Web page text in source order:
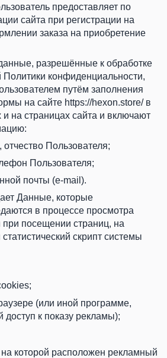
предоставляет по
сайта при регистрации на
заказа на приобретение
разрешённые к обработке
конфиденциальности,
путём заполнения
на сайте https://hexon.store/в
и на страницах сайта и включают
Пользователя;
Пользователя;
почты (e-mail).
Данные, которые
в процессе просмотра
посещении страниц, на
скрипт системы
(или иной программе,
к показу рекламы);
которой расположен рекламный